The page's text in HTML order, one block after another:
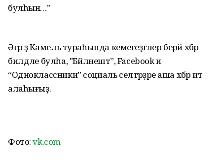
булһын…”
Әгәр ҙә Камель тураһында кемегеҙгәлер берәй хәбәр
билдәле булһа, "Бәйләнештә”, Facebook и
“Одноклассники” социаль селтәрҙәре аша хәбәр итә
алаһығыҙ.
Фото:vk.com